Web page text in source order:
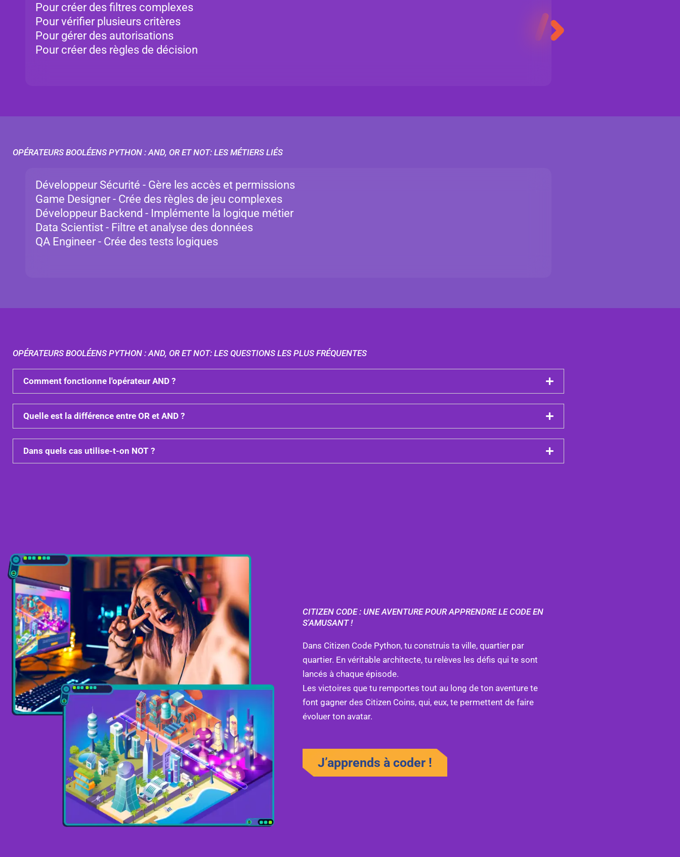
Pour créer des filtres complexes
Pour vérifier plusieurs critères
Pour gérer des autorisations
Pour créer des règles de décision
OPÉRATEURS BOOLÉENS PYTHON : AND, OR ET NOT: LES MÉTIERS LIÉS
Développeur Sécurité - Gère les accès et permissions
Game Designer - Crée des règles de jeu complexes
Développeur Backend - Implémente la logique métier
Data Scientist - Filtre et analyse des données
QA Engineer - Crée des tests logiques
OPÉRATEURS BOOLÉENS PYTHON : AND, OR ET NOT: LES QUESTIONS LES PLUS FRÉQUENTES
Comment fonctionne l'opérateur AND ?
Quelle est la différence entre OR et AND ?
Dans quels cas utilise-t-on NOT ?
CITIZEN CODE : UNE AVENTURE POUR APPRENDRE LE CODE EN
S'AMUSANT !
Dans Citizen Code Python, tu construis ta ville, quartier par
quartier. En véritable architecte, tu relèves les défis qui te sont
lancés à chaque épisode.
Les victoires que tu remportes tout au long de ton aventure te
font gagner des Citizen Coins, qui, eux, te permettent de faire
évoluer ton avatar.
J’apprends à coder !